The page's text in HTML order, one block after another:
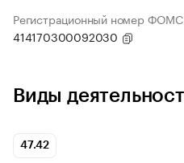
Регистрационный номер ФОМС
414170300092030
Виды
47.42